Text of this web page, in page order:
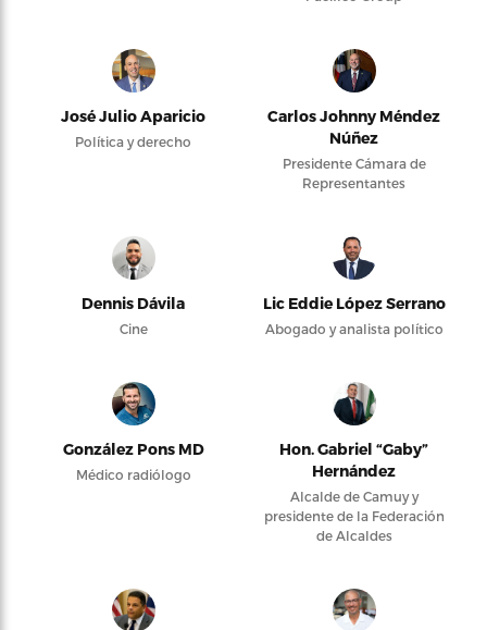
José Julio Aparicio
Política y derecho
Carlos Johnny Méndez
Núñez
Presidente Cámara de
Representantes
Dennis Dávila
Cine
Lic Eddie López Serrano
Abogado y analista político
González Pons MD
Médico radiólogo
Hon. Gabriel “Gaby”
Hernández
Alcalde de Camuy y
presidente de la Federación
de Alcaldes